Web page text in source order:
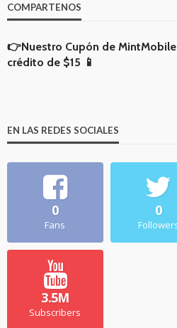
COMPARTENOS
👉Nuestro Cupón de MintMobile
crédito de $15 📱
EN LAS REDES SOCIALES
0
Fans
0
3.5M
Subscribers